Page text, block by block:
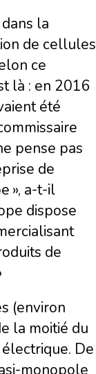
la
de cellules
ce
là : en 2016
été
pense pas
de
», a-t-il
dispose
de
(environ
la moitié du
De